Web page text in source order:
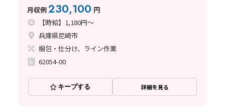
月収例230,100 円
【時給】1,180円～
兵庫県尼崎市
梱包・仕分け、ライン作業
62054-00
キープする 詳細を見る